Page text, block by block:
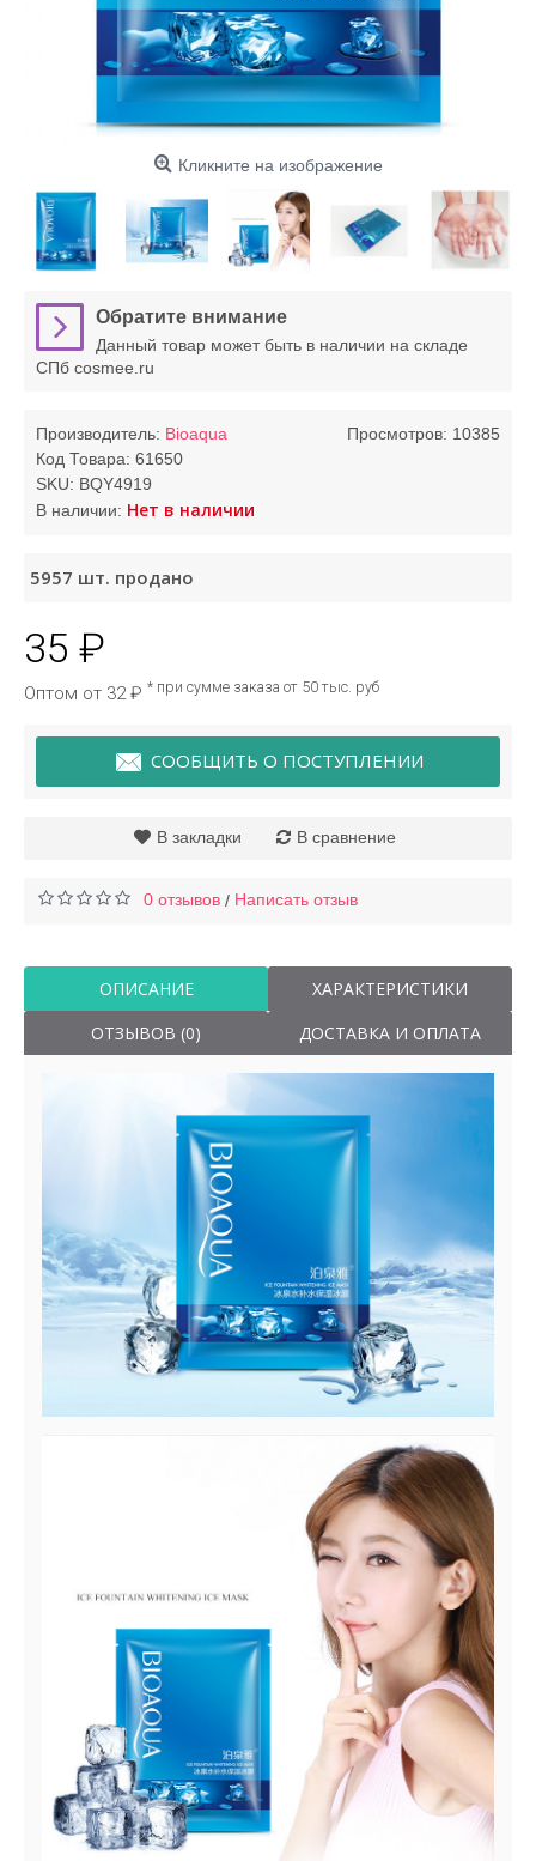
Кликните на изображение
Обратите внимание
Данный товар может быть в наличии на складе
СПб cosmee.ru
Просмотров: 10385
Производитель: Bioaqua
Код Товара: 61650
SKU: BQY4919
В наличии: Нет в наличии
5957 шт. продано
35 ₽
Оптом от 32 ₽ * при сумме заказа от 50 тыс. руб
СООБЩИТЬ О ПОСТУПЛЕНИИ
В закладки В сравнение
0 отзывов / Написать отзыв
ОПИСАНИЕ
ХАРАКТЕРИСТИКИ
ОТЗЫВОВ (0)
ДОСТАВКА И ОПЛАТА